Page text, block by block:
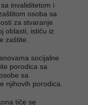
invaliditetom i
osoba sa
za stvaranje
oblasti, ističu iz
zaštite.
socijalne
porodica sa
sa
njihovih porodica.
tiče se